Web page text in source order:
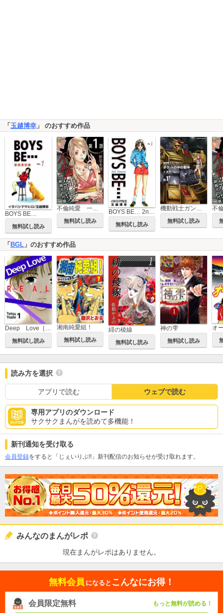
「 玉越博幸 」 のおすすめ作品
BOYS BE…
無料試し読み
無料試し読み
BOYS BE… 2nd Season
無料試し読み
無料試し読み
「 BGL 」のおすすめ作品
Deep Love［REAL]
無料試し読み
湘南純愛組！
無料試し読み
緋の稜線
無料試し読み
神の雫
無料試し読み
オ
読み方を選択
アプリで読む ウェブで読む
専用アプリのダウンロード
サクサクまんがを読めて多機能！
新刊通知を受け取る
会員登録をすると「じぇいりぶ!!」新刊配信のお知らせが受け取れます。
みんなのまんがレポ
現在まんがレポはありません。
無料会員 になると こんなにお得！
会員限定無料 もっと無料が読める！